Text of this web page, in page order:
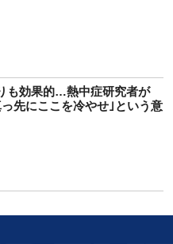
も効果的…熱中症研究者が
先にここを冷やせ｣という意